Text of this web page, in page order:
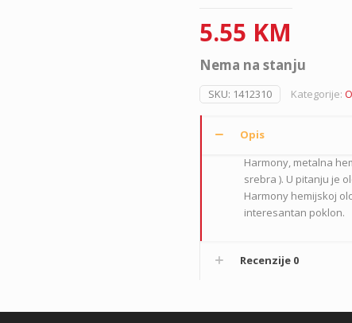
5.55 KM
Nema na stanju
SKU: 1412310 Kategorije:
Opis
Harmony, metalna
srebra ). U pitanju je
Harmony hemijskoj
interesantan poklon.
Recenzije 0